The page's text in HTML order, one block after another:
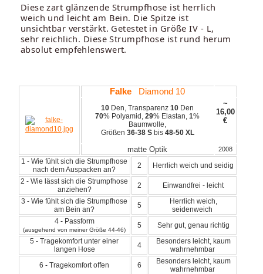
Diese zart glänzende Strumpfhose ist herrlich
weich und leicht am Bein. Die Spitze ist
unsichtbar verstärkt. Getestet in Größe IV - L,
sehr reichlich. Diese Strumpfhose ist rund herum
absolut empfehlenswert.
Falke Diamond 10
10 Den, Transparenz10 Den
70% Polyamid,29% Elastan,1%
Baumwolle,
Größen 36-38 Sbis 48-50 XL
~
16,00
€
matte Optik 2008
1 - Wie fühlt sich die Strumpfhose
nach dem Auspacken an?
2
Herrlich weich und seidig
2 - Wie lässt sich die Strumpfhose
anziehen?
2
Einwandfrei - leicht
3 - Wie fühlt sich die Strumpfhose
am Bein an?
5
Herrlich weich,
seidenweich
4 - Passform
(ausgehend von meiner Größe 44-46)
5
Sehr gut, genau richtig
5 - Tragekomfort unter einer
langen Hose
4
Besonders leicht, kaum
wahrnehmbar
6 - Tragekomfort offen
6
Besonders leicht, kaum
wahrnehmbar